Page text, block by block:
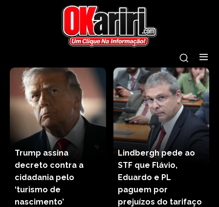
Trump assina
decreto contra a
cidadania pelo
‘turismo de
nascimento’
Lindbergh pede ao
STF que Flávio,
Eduardo e PL
paguem por
prejuízos do tarifaço